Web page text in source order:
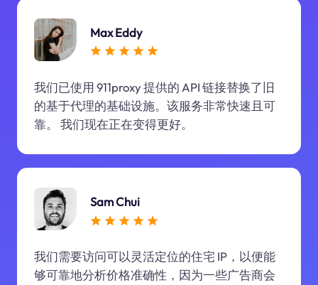
Max Eddy
我们已使用 911proxy 提供的 API 链接替换了旧
的基于代理的基础设施。该服务非常快速且可
靠。 我们现在正在变得更好。
Sam Chui
我们需要访问可以灵活定位的住宅 IP，以便能
够可靠地分析价格准确性，因为一些广告商会